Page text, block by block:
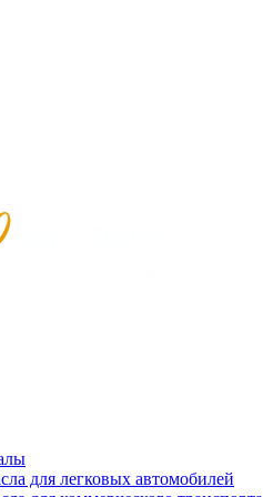
для легковых автомобилей